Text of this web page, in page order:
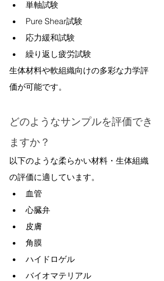
単軸試験
Pure Shear試験
応力緩和試験
繰り返し疲労試験
生体材料や軟組織向けの多彩な力学評
価が可能です。
どのようなサンプルを評価でき
ますか？
以下のような柔らかい材料・生体組織
の評価に適しています。
血管
心臓弁
皮膚
角膜
ハイドロゲル
バイオマテリアル